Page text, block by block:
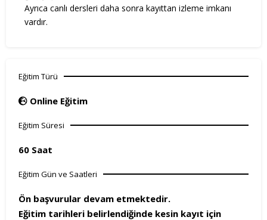
Ayrıca canlı dersleri daha sonra kayıttan izleme imkanı
vardır.
Eğitim Türü
Online Eğitim
Eğitim Süresi
60 Saat
Eğitim Gün ve Saatleri
Ön başvurular devam etmektedir.
Eğitim tarihleri belirlendiğinde kesin kayıt için